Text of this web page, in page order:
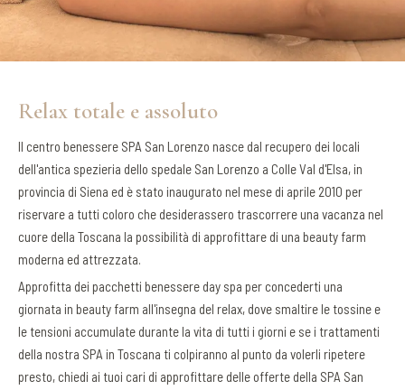
Relax totale e assoluto
Il centro benessere SPA San Lorenzo nasce dal recupero dei locali
dell'antica spezieria dello spedale San Lorenzo a Colle Val d'Elsa, in
provincia di Siena ed è stato inaugurato nel mese di aprile 2010 per
riservare a tutti coloro che desiderassero trascorrere una vacanza nel
cuore della Toscana la possibilità di approfittare di una beauty farm
moderna ed attrezzata.
Approfitta dei pacchetti benessere day spa per concederti una
giornata in beauty farm all'insegna del relax, dove smaltire le tossine e
le tensioni accumulate durante la vita di tutti i giorni e se i trattamenti
della nostra SPA in Toscana ti colpiranno al punto da volerli ripetere
presto, chiedi ai tuoi cari di approfittare delle offerte della SPA San